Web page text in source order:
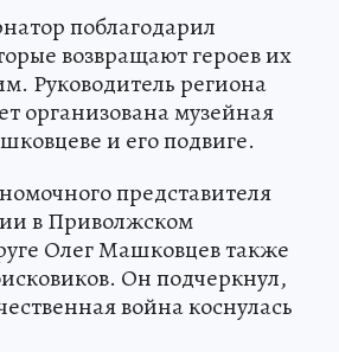
поблагодарил
возвращают героев их
Руководитель региона
организована музейная
и его подвиге.
представителя
в Приволжском
Олег Машковцев также
Он подчеркнул,
война коснулась